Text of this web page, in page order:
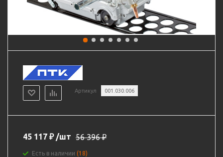
Артикул 001.030.006
45 117 ₽ /шт 56 396₽
Есть в наличии (18)